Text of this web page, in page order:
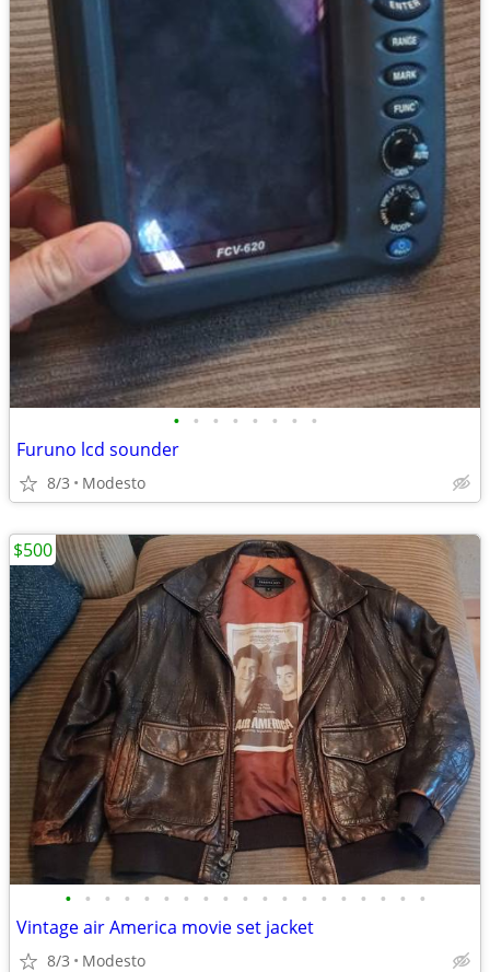
• • • • • • • •
Furuno lcd sounder
8/3 Modesto
• • • • • • • • • • • • • • • • • • •
Vintage air America movie set jacket
8/3 Modesto
$500